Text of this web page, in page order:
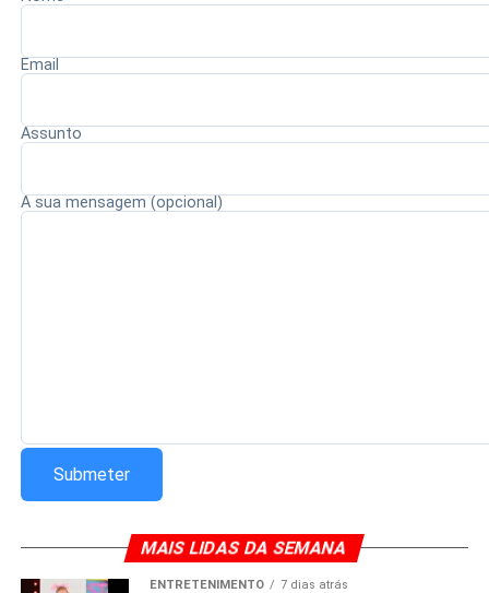
competentes. A expectativa é que a alteração contribua
para fortalecer a ética, a integridade e a responsabilidade
Email
Assunto
A sua mensagem (opcional)
MAIS LIDAS DA SEMANA
ENTRETENIMENTO 7 dias atrás